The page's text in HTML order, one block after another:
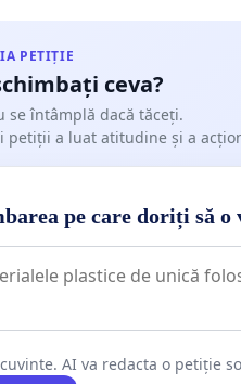
PETIȚIE
ceva?
se întâmplă dacă tăceți.
petiții a luat atitudine și a
pe care doriți să o
AI va redacta o petiție